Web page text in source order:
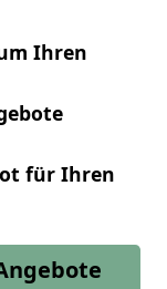
Ihren
für Ihren